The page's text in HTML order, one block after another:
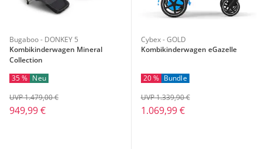
Bugaboo - DONKEY 5
Kombikinderwagen Mineral
Collection
35 % Neu
949,99 €
UVP 1.479,00 €
Cybex - GOLD
Kombikinderwagen eGazelle
20 % Bundle
1.069,99 €
UVP 1.339,90 €